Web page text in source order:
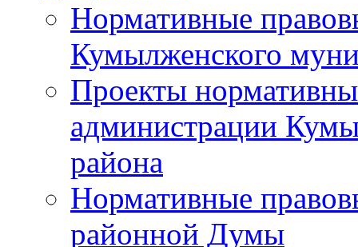
Нормативные
Кумылженского
Проекты
администрации
района
Нормативные
районной Думы